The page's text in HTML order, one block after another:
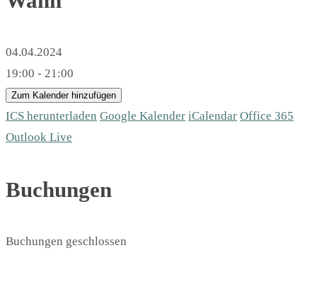
04.04.2024
19:00 - 21:00
Zum Kalender hinzufügen
ICS herunterladen Google Kalender iCalendar Office 365
Outlook Live
Buchungen
Buchungen geschlossen